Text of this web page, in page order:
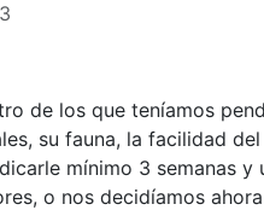
de los que teníamos
su fauna, la facilidad
mínimo 3 semanas
o nos decidíamos